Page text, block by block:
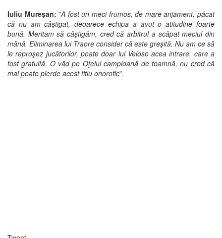
Iuliu Mureşan:"A fost un meci frumos, de mare anjament, păcat
că nu am câştigat, deoarece echipa a avut o atitudine foarte
bună. Meritam să câştigăm, cred că arbitrul a scăpat meciul din
mână. Eliminarea lui Traore consider că este greşită. Nu am ce să
le reproşez jucătorilor, poate doar lui Veloso acea intrare, care a
fost gratuită. O văd pe Oţelul campioană de toamnă, nu cred că
mai poate pierde acest titlu onorofic".